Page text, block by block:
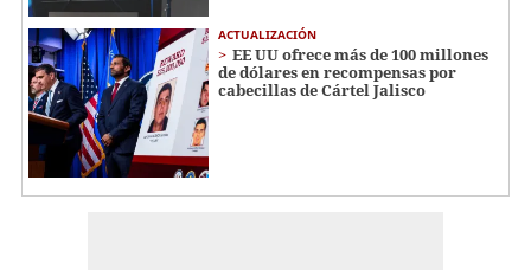
ACTUALIZACIÓN
EE UU ofrece más de 100 millones
de dólares en recompensas por
cabecillas de Cártel Jalisco